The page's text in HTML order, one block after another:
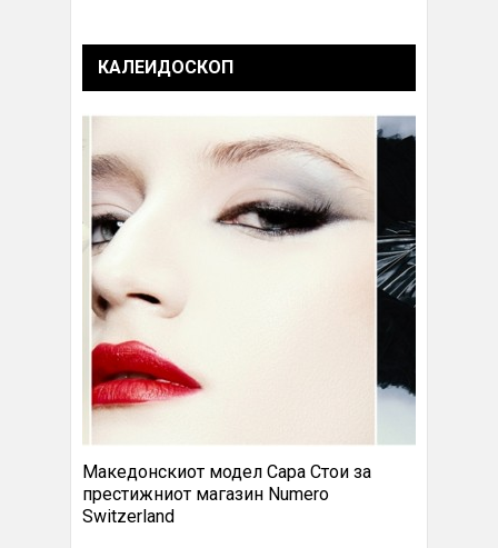
КАЛЕИДОСКОП
Македонскиот модел Сара Стои за
престижниот магазин Numero
Switzerland